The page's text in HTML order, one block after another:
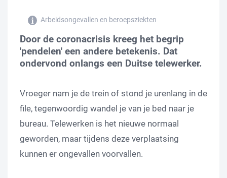
Arbeidsongevallen en beroepsziekten
Door de coronacrisis kreeg het begrip
'pendelen' een andere betekenis. Dat
ondervond onlangs een Duitse telewerker.
Vroeger nam je de trein of stond je urenlang in de
file, tegenwoordig wandel je van je bed naar je
bureau. Telewerken is het nieuwe normaal
geworden, maar tijdens deze verplaatsing
kunnen er ongevallen voorvallen.